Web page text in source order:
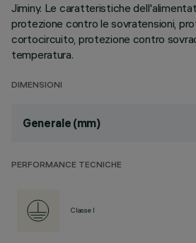
Jiminy. Le caratteristiche
protezione contro le sovratensioni,
cortocircuito, protezione contro
temperatura.
DIMENSIONI
Generale (mm)
PERFORMANCE TECNICHE
Classe I